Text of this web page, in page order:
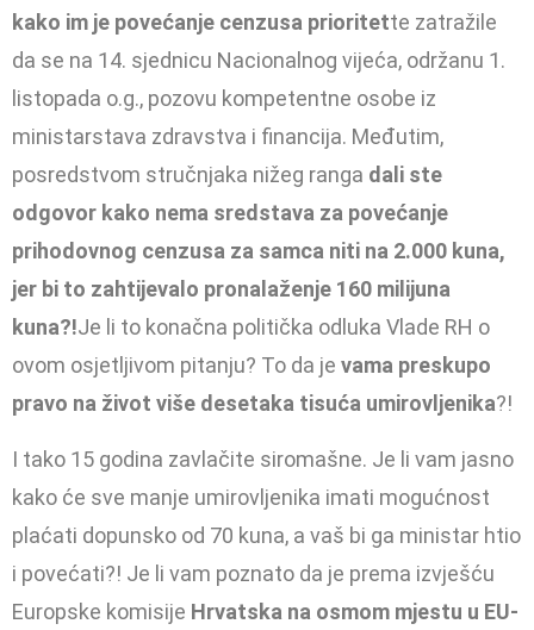
kako im je povećanje cenzusa prioritette zatražile
da se na 14. sjednicu Nacionalnog vijeća, održanu 1.
listopada o.g., pozovu kompetentne osobe iz
ministarstava zdravstva i financija. Međutim,
posredstvom stručnjaka nižeg ranga dali ste
odgovor kako nema sredstava za povećanje
prihodovnog cenzusa za samca niti na 2.000 kuna,
jer bi to zahtijevalo pronalaženje 160 milijuna
kuna?!Je li to konačna politička odluka Vlade RH o
ovom osjetljivom pitanju? To da je vama preskupo
pravo na život više desetaka tisuća umirovljenika?!
I tako 15 godina zavlačite siromašne. Je li vam jasno
kako će sve manje umirovljenika imati mogućnost
plaćati dopunsko od 70 kuna, a vaš bi ga ministar htio
i povećati?! Je li vam poznato da je prema izvješću
Europske komisije Hrvatska na osmom mjestu u EU-